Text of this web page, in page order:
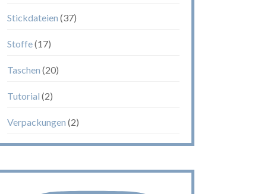
Stickdateien (37)
Stoffe(17)
Taschen (20)
Tutorial (2)
Verpackungen (2)